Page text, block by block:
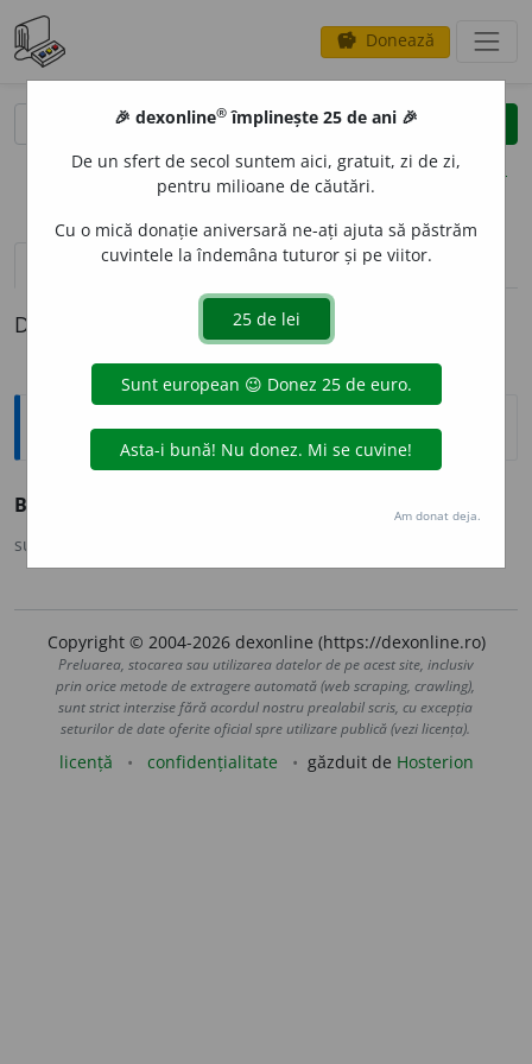
savings Donează
clear
opțiuni
definiții (1)
Definiția cu ID-ul 173948:
Sinonime
BIMETAL
sursa:
Copyright © 2004-2026 dexonline (https://dexonline.ro)
Preluarea, stocarea sau utilizarea datelor de pe acest site, inclusiv
prin orice metode de extragere automată (web scraping, crawling),
sunt strict interzise fără acordul nostru prealabil scris, cu excepția
seturilor de date oferite oficial spre utilizare publică (vezi licența).
licență confidențialitate găzduit de Hosterion
🎉 dexonline® împlinește 25 de ani 🎉
De un sfert de secol suntem aici, gratuit, zi de zi,
pentru milioane de căutări.
Cu o mică donație aniversară ne-ați ajuta să păstrăm
cuvintele la îndemâna tuturor și pe viitor.
Am donat deja.